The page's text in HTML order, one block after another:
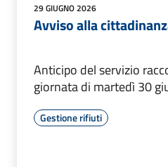
29 GIUGNO 2026
Avviso alla
Anticipo del servizio
giornata di martedì 30
Gestione rifiuti